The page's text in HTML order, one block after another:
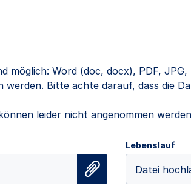
möglich: Word (doc, docx), PDF,
werden. Bitte achte darauf, dass die
leider nicht angenommen
Lebenslauf
Datei